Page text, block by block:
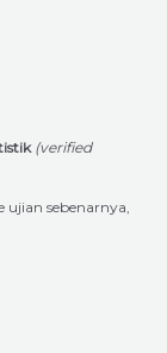
(verified
sebenarnya,